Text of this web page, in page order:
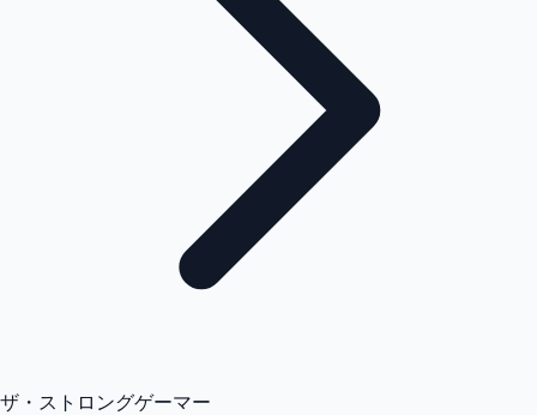
ザ・ストロングゲーマー